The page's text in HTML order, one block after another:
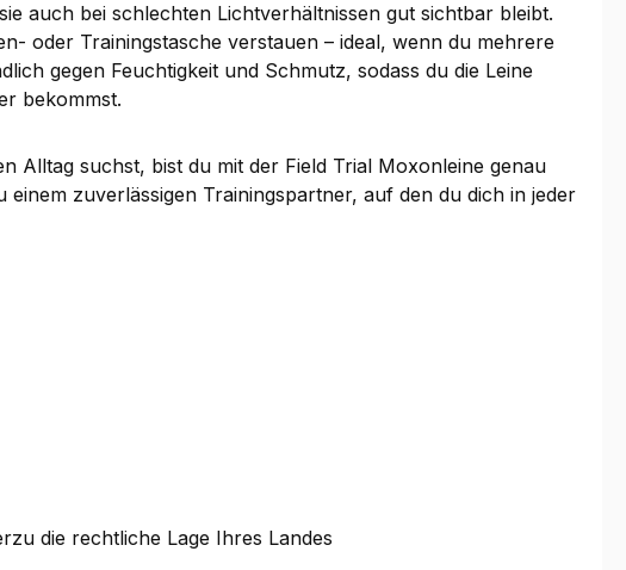
auch bei schlechten Lichtverhältnissen gut sichtbar bleibt.
oder Trainingstasche verstauen – ideal, wenn du mehrere
gegen Feuchtigkeit und Schmutz, sodass du die Leine
bekommst.
Alltag suchst, bist du mit der Field Trial Moxonleine genau
zuverlässigen Trainingspartner, auf den du dich in jeder
die rechtliche Lage Ihres Landes